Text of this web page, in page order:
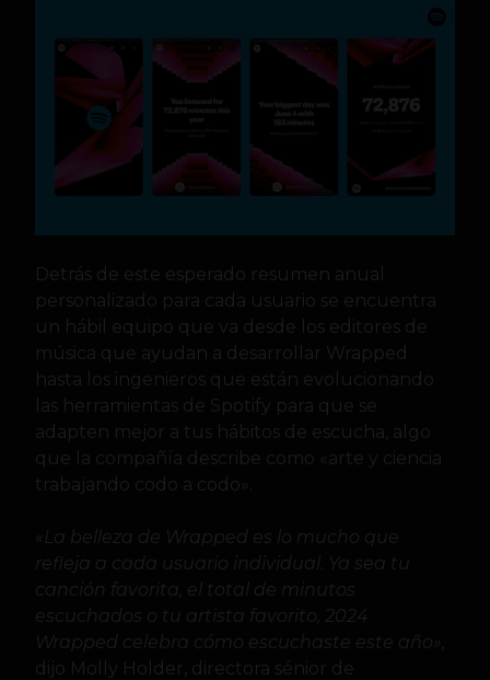
Detrás de este esperado resumen anual
personalizado para cada usuario se encuentra
un hábil equipo que va desde los editores de
música que ayudan a desarrollar Wrapped
hasta los ingenieros que están evolucionando
las herramientas de Spotify para que se
adapten mejor a tus hábitos de escucha, algo
que la compañía describe como «arte y ciencia
trabajando codo a codo».
«La belleza de Wrapped es lo mucho que
refleja a cada usuario individual. Ya sea tu
canción favorita, el total de minutos
escuchados o tu artista favorito, 2024
Wrapped celebra cómo escuchaste este año»,
dijo Molly Holder, directora sénior de